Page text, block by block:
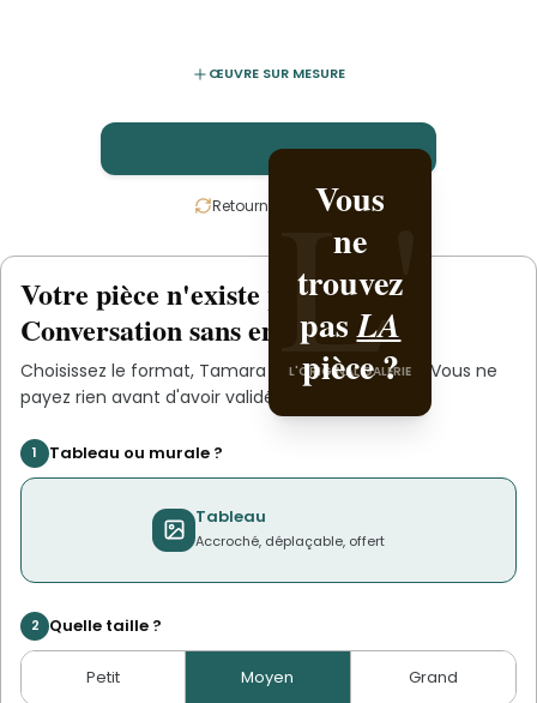
ŒUVRE SUR MESURE
L'
Vous
ne
trouvez
pasLA
pièce ?
L'ORIGINAL GALERIE
L'
Créez-la
avec
Tamara
.
L'ORIGINAL PIECE OF YOU
Retournez la carte
Votre pièce n'existe pasencore.
Conversation sans engagement.
Choisissez le format, Tamara s'occupe du reste. Vous ne
payez rien avant d'avoir validé le devis.
1 Tableau ou murale ?
Tableau
Accroché, déplaçable, offert
2 Quelle taille ?
Petit Moyen Grand